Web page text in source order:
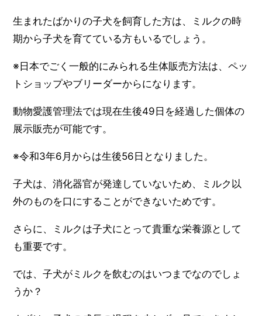
生まれたばかりの子犬を飼育した方は、ミルクの時
期から子犬を育てている方もいるでしょう。
※日本でごく一般的にみられる生体販売方法は、ペッ
トショップやブリーダーからになります。
動物愛護管理法では現在生後49日を経過した個体の
展示販売が可能です。
※令和3年6月からは生後56日となりました。
子犬は、消化器官が発達していないため、ミルク以
外のものを口にすることができないためです。
さらに、ミルクは子犬にとって貴重な栄養源として
も重要です。
では、子犬がミルクを飲むのはいつまでなのでしょ
うか？